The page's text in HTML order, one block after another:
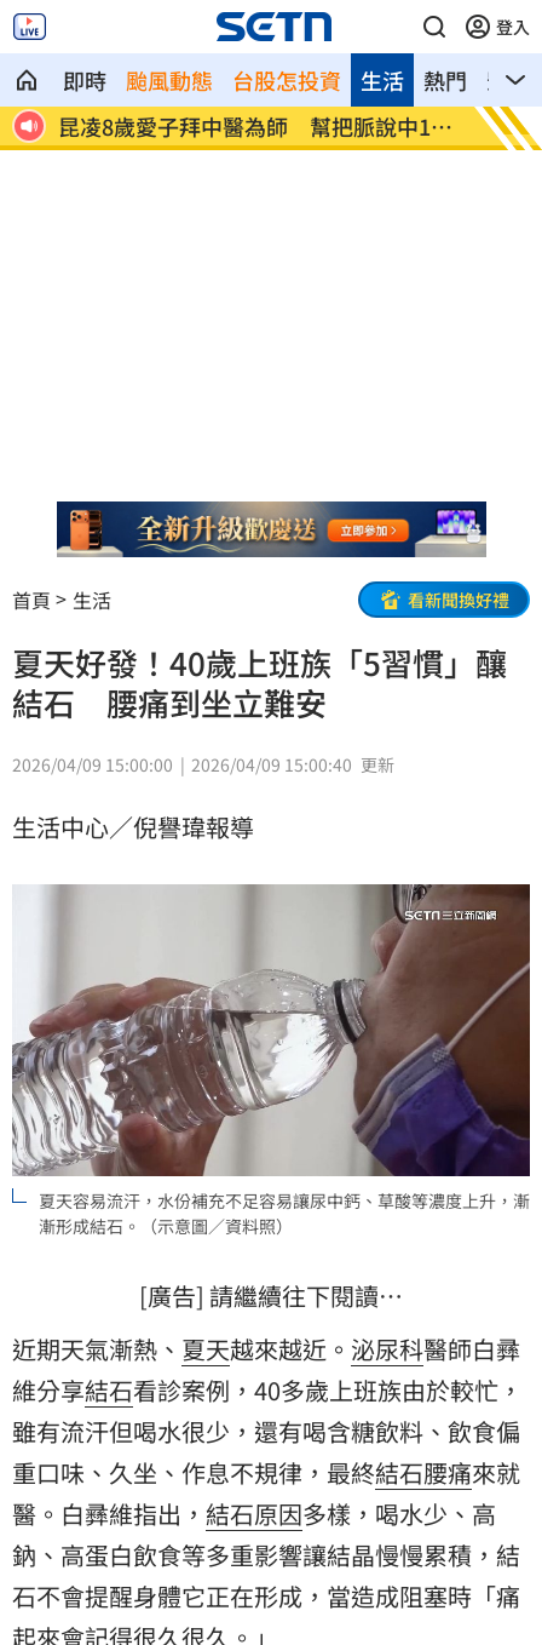
登入
即時 颱風動態 台股怎投資 熱門 影音
生活
1狀
父親節最雷禮物 「茶具、領帶」榜上有
名
魏
委
首頁 生活 看新聞換好禮
夏天好發！40歲上班族「5習慣」釀
結石 腰痛到坐立難安
2026/04/09 15:00:00 2026/04/09 15:00:40 更新
生活中心／倪譽瑋報導
夏天容易流汗，水份補充不足容易讓尿中鈣、草酸等濃度上升，漸
漸形成結石。（示意圖／資料照）
[廣告] 請繼續往下閱讀…
近期天氣漸熱、 夏天越來越近。 泌尿科醫師白彞
維分享結石看診案例，40多歲上班族由於較忙，
雖有流汗但喝水很少，還有喝含糖飲料、飲食偏
重口味、久坐、作息不規律，最終結石腰痛來就
醫。白彞維指出， 結石原因多樣，喝水少、高
鈉、高蛋白飲食等多重影響讓結晶慢慢累積，結
石不會提醒身體它正在形成，當造成阻塞時「痛
起來會記得很久很久。」